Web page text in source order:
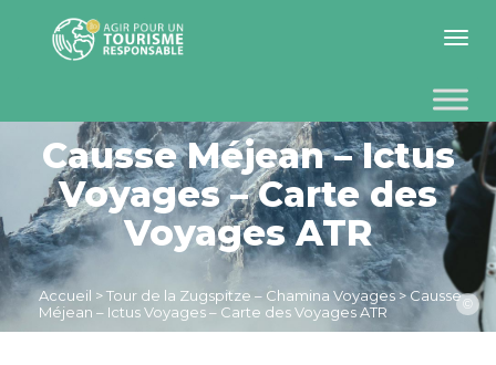
Toggle
Causse Méjean – Ictus
Voyages – Carte des
Voyages ATR
Accueil >Tour de la Zugspitze – Chamina Voyages > Causse
Méjean – Ictus Voyages – Carte des Voyages ATR
©